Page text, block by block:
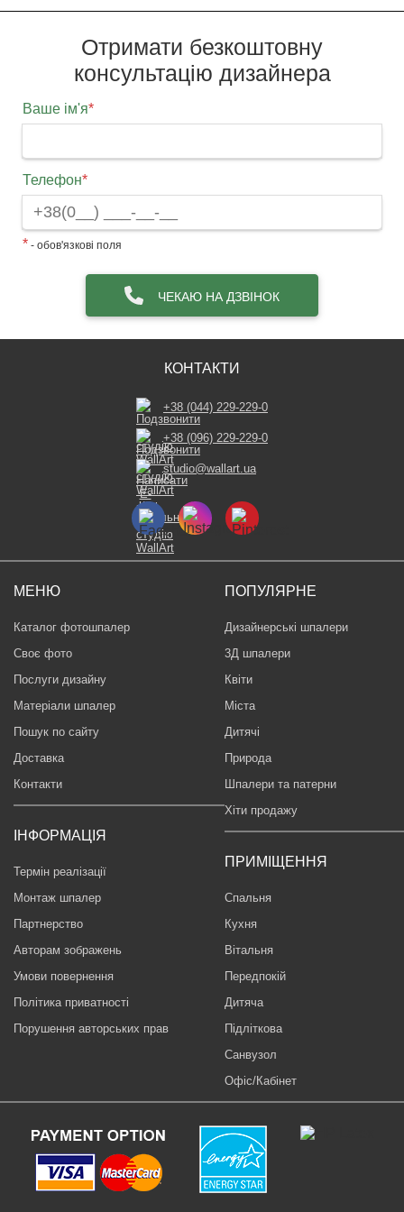
Отримати безкоштовну
консультацію дизайнера
Ваше ім'я*
Телефон*
* - обов'язкові поля
ЧЕКАЮ НА ДЗВІНОК
МЕНЮ
Каталог фотошпалер
Своє фото
Послуги дизайну
Матеріали шпалер
Пошук по сайту
Доставка
Контакти
ІНФОРМАЦІЯ
Термін реалізації
Монтаж шпалер
Партнерство
Авторам зображень
Умови повернення
Політика приватності
Порушення авторських прав
ПОПУЛЯРНЕ
Дизайнерські шпалери
3Д шпалери
Квіти
Міста
Дитячі
Природа
Шпалери та патерни
Хіти продажу
ПРИМІЩЕННЯ
Спальня
Кухня
Вітальня
Передпокій
Дитяча
Підліткова
Санвузол
Офіс/Кабінет
КОНТАКТИ
+38 (044) 229-229-0
+38 (096) 229-229-0
studio@wallart.ua